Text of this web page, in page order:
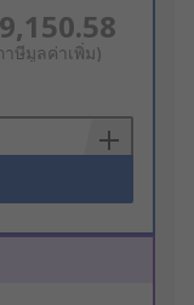
าษีมูลค่าเพิ่ม)